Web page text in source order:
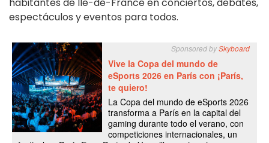
habitantes de Île-de-France en conciertos, debates,
espectáculos y eventos para todos.